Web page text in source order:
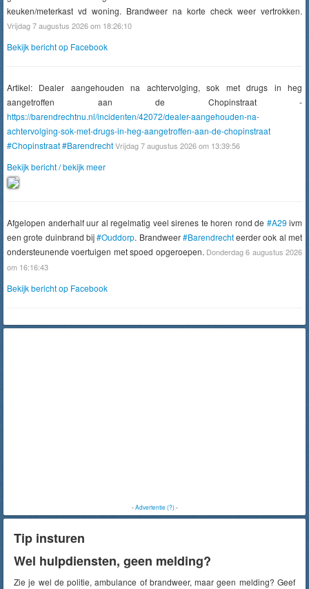
keuken/meterkast vd woning. Brandweer na korte check weer vertrokken.
Vrijdag 7 augustus 2026 om 18:26:10
Bekijk bericht op Facebook
Artikel: Dealer aangehouden na achtervolging, sok met drugs in heg
aangetroffen aan de Chopinstraat -
https://barendrechtnu.nl/incidenten/42072/dealer-aangehouden-na-
achtervolging-sok-met-drugs-in-heg-aangetroffen-aan-de-chopinstraat
#Chopinstraat#BarendrechtVrijdag 7 augustus 2026 om 13:39:56
Bekijk bericht / bekijk meer
Afgelopen anderhalf uur al regelmatig veel sirenes te horen rond de #A29 ivm
een grote duinbrand bij#Ouddorp. Brandweer#Barendrechteerder ook al met
ondersteunende voertuigen met spoed opgeroepen. Donderdag 6 augustus 2026
om 16:16:43
Bekijk bericht op Facebook
-Advertentie (?)-
Tip insturen
Wel hulpdiensten, geen melding?
Zie je wel de politie, ambulance of brandweer, maar geen melding? Geef